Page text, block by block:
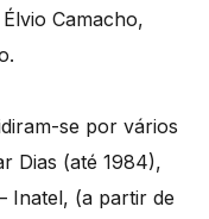
Camacho,
se por vários
Dias (até 1984),
Inatel, (a partir de